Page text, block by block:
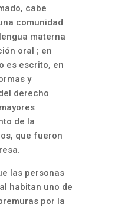
cabe
comunidad
materna
oral ; en
es escrito, en
y
derecho
de la
que fueron
las personas
habitan uno de
por la